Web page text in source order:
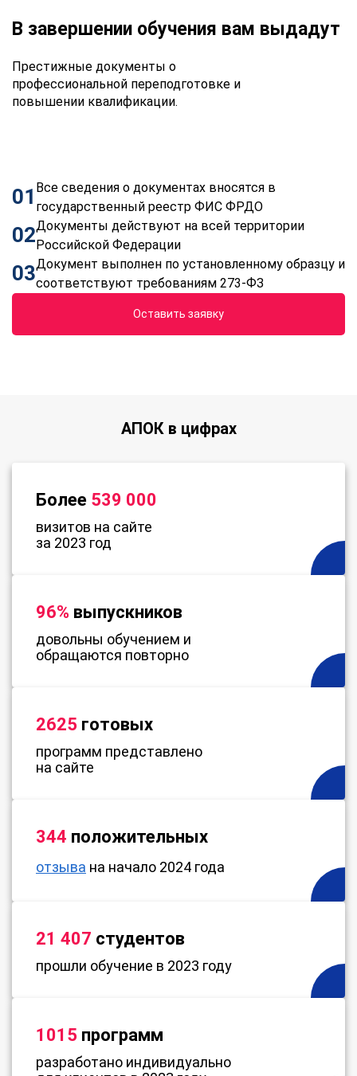
В завершении обучения вам выдадут
Престижные документы о
профессиональной переподготовке и
повышении квалификации.
01 Все сведения о документах вносятся в
государственный реестр ФИС ФРДО
02Документы действуют на всей территории
Российской Федерации
03Документ выполнен по установленному образцу и
соответствуют требованиям 273-ФЗ
Оставить заявку
АПОК в цифрах
Более 539 000
визитов на сайте
за 2023 год
96% выпускников
довольны обучением и
обращаются повторно
2625 готовых
программ представлено
на сайте
344 положительных
отзыва на начало 2024 года
21 407 студентов
прошли обучение в 2023 году
1015 программ
разработано индивидуально